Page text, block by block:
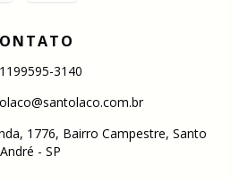
1199595-3140
1776, Bairro Campestre, Santo
André - SP